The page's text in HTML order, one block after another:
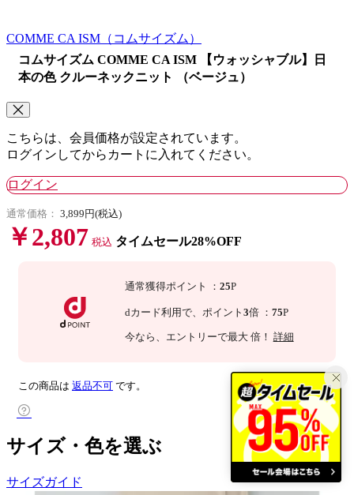
COMME CA ISM （コムサイズム）
コムサイズム COMME CA ISM 【ウォッシャブル】日
本の色 クルーネックニット （ベージュ）
こちらは、会員価格が設定されています。
ログインしてからカートに入れてください。
ログイン
通常価格： 3,899円(税込)
￥2,807 税込 タイムセール28%OFF
通常獲得ポイント ： 25P
dカード利用で、 ポイント 3倍 ： 75P
今なら 、エントリーで最大 倍！ 詳細
この商品は 返品不可 です。
サイズ・色を選ぶ
サイズガイド